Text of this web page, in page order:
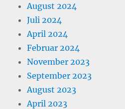
August 2024
Juli 2024
April 2024
Februar 2024
November 2023
September 2023
August 2023
April 2023